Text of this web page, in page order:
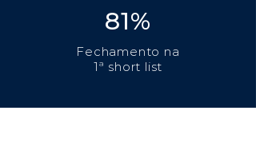
81%
Fechamento na
1ª short list